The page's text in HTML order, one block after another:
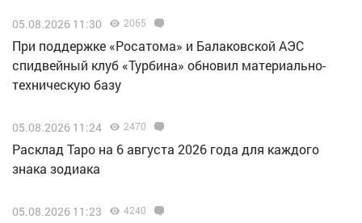
05.08.2026 11:30 2065
При поддержке «Росатома» и Балаковской АЭС
спидвейный клуб «Турбина» обновил материально-
техническую базу
05.08.2026 11:24 2470
Расклад Таро на 6 августа 2026 года для каждого
знака зодиака
05.08.2026 11:23 4240